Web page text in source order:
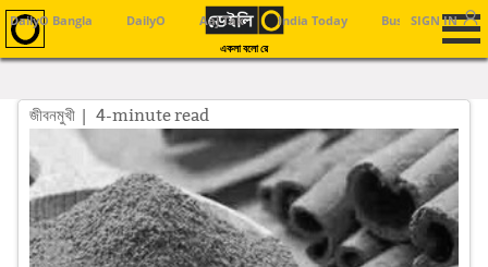
DailyO Bangla DailyO Aaj Tak India Today Business Today
SIGN IN
একলা বলো রে
জীবনমুখী | 4-minute read